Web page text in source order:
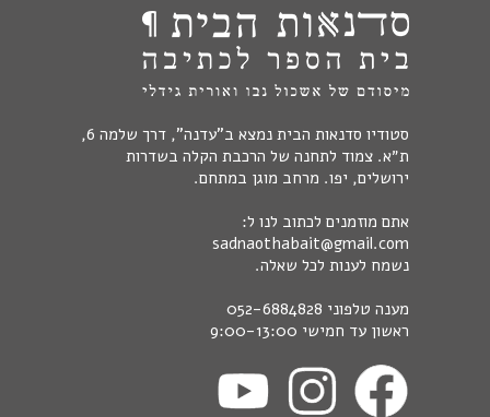
סטודיו סדנאות הבית נמצא ב"עדנה", דרך שלמה 6,
ת״א. צמוד לתחנה של הרכבת הקלה בשדרות
ירושלים, יפו. מרחב מוגן במתחם.
אתם מוזמנים לכתוב לנו ל:
sadnaothabait@gmail.com
נשמח לענות לכל שאלה.
מענה טלפוני 052-6884828
ראשון עד חמישי 9:00-13:00